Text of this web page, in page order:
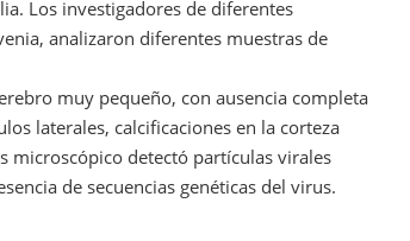
Los investigadores de diferentes
analizaron diferentes muestras de
muy pequeño, con ausencia completa
laterales, calcificaciones en la corteza
microscópico detectó partículas virales
de secuencias genéticas del virus.